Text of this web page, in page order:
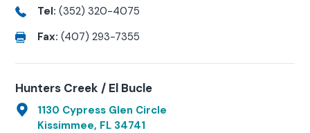
Tel: (352) 320-4075
Fax: (407) 293-7355
Hunters Creek / El Bucle
1130 Cypress Glen Circle
Kissimmee, FL 34741